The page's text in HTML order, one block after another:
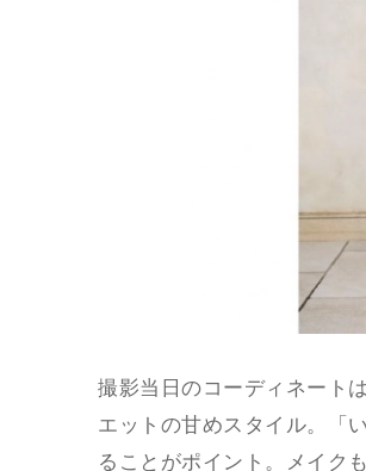
撮影当日のコーディネート
エットの甘めスタイル。「
ることがポイント。メイク